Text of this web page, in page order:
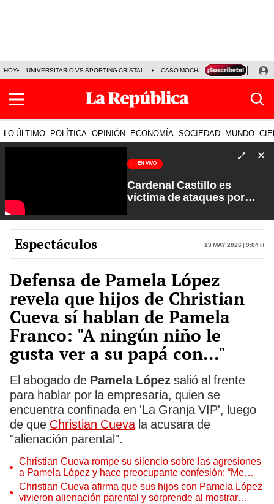
HOY UNIVERSITARIO VS SPORTING CRISTAL CASO MOCHASUELDOS
LO ÚLTIMO POLÍTICA OPINIÓN ECONOMÍA SOCIEDAD MUNDO
EN VIVO
Cardenal Castillo es
víctima de ataques por
Verdad a Fondo con Pedro
Salinas
Espectáculos 13 May 2026 | 9:04 h
Defensa de Pamela López
revela que hijos de Christian
Cueva sí hablan de Pamela
Franco: "A ningún niño le
gusta ver a su papá con..."
El abogado de Pamela López salió al frente
para hablar por la empresaria, quien se
encuentra confinada en 'La Granja VIP', luego
de que Christian Cuevala acusara de
"alienación parental".
Christian Cueva rompe su silencio sobre las agresiones
a Pamela López y hace preocupante confesión: “Me
equivoque”
Christian Cueva afirma que sus hijos con Pamela López
vivieron alienación parental y sorprende al mostrar